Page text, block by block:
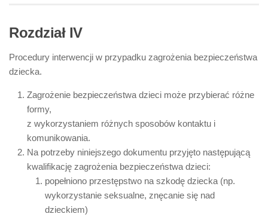
Rozdział IV
Procedury interwencji w przypadku zagrożenia bezpieczeństwa
dziecka.
Zagrożenie bezpieczeństwa dzieci może przybierać różne
formy,
z wykorzystaniem różnych sposobów kontaktu i
komunikowania.
Na potrzeby niniejszego dokumentu przyjęto następującą
kwalifikację zagrożenia bezpieczeństwa dzieci:
popełniono przestępstwo na szkodę dziecka (np.
wykorzystanie seksualne, znęcanie się nad
dzieckiem)